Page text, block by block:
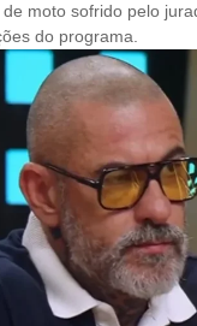
moto sofrido pelo
do programa.